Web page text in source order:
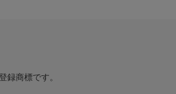
録商標です。